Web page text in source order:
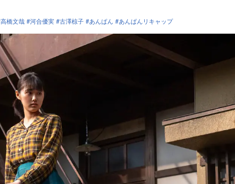
高橋文哉 河合優実 古澤椋子 あんぱん あんぱんリキャップ